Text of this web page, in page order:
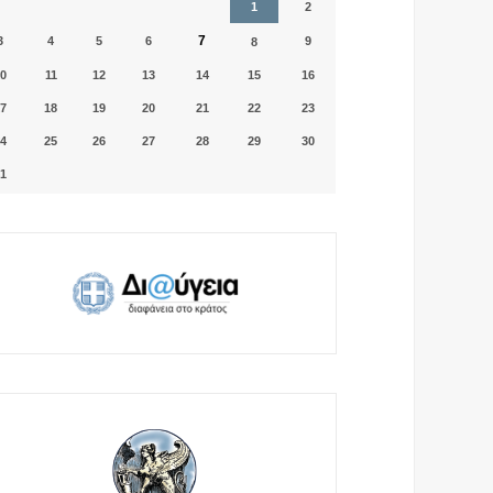
1 2
4 5 6 7 8 9
11 12 13 14 15 16
18 19 20 21 22 23
25 26 27 28 29 30